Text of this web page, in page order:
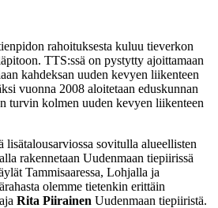
rahoituksesta kuluu tieverkon
TTS:ssä on pystytty ajoittamaan
kahdeksan uuden kevyen liikenteen
vuonna 2008 aloitetaan eduskunnan
turvin kolmen uuden kevyen liikenteen
lisätalousarviossa sovitulla alueellisten
rakennetaan Uudenmaan tiepiirissä
Tammisaaressa, Lohjalla ja
olemme tietenkin erittäin
Rita Piirainen Uudenmaan tiepiiristä.